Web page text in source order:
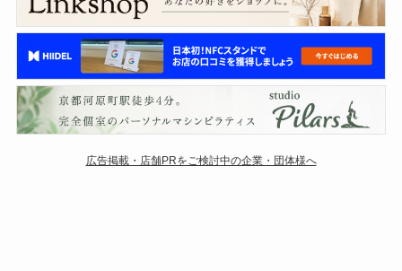
広告掲載・店舗PRをご検討中の企業・団体様へ